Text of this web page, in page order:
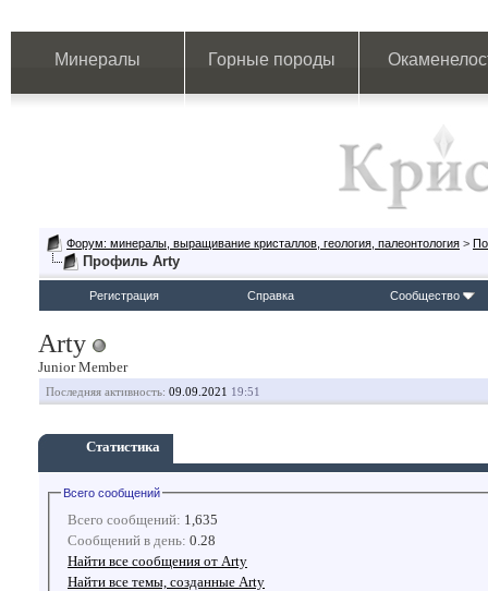
Минералы Горные породы
Форум: минералы, выращивание кристаллов, геология, палеонтология >
Профиль Arty
Регистрация Справка Сообщество
Arty
Junior Member
Последняя активность: 09.09.2021 19:51
Статистика
Всего сообщений
Всего сообщений: 1,635
Сообщений в день: 0.28
Найти все сообщения от Arty
Найти все темы, созданные Arty